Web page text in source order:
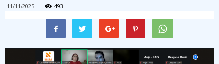
11/11/2025 493